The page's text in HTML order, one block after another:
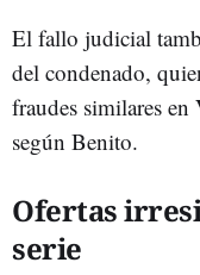
El fallo judicial
del condenado,
fraudes similares en
según Benito.
Ofertas
serie